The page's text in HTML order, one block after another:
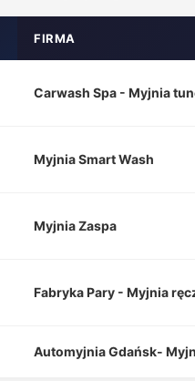
FIRMA
Carwash Spa - Myjnia
Myjnia Smart Wash
Myjnia Zaspa
Fabryka Pary - Myjnia
Automyjnia Gdańsk-